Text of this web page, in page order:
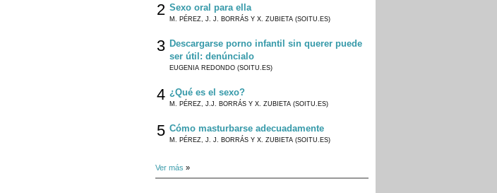
2 Sexo oral para ella
M. PÉREZ, J. J. BORRÁS Y X. ZUBIETA (SOITU.ES)
3 Descargarse porno infantil sin querer puede
ser útil: denúncialo
EUGENIA REDONDO (SOITU.ES)
4 ¿Qué es el sexo?
M. PÉREZ, J.J. BORRÁS Y X. ZUBIETA (SOITU.ES)
5 Cómo masturbarse adecuadamente
M. PÉREZ, J. J. BORRÁS Y X. ZUBIETA (SOITU.ES)
Ver más »